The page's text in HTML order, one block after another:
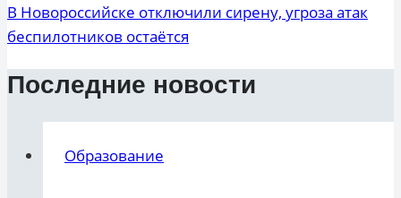
В Новороссийске отключили сирену, угроза атак
беспилотников остаётся
Последние новости
Образование